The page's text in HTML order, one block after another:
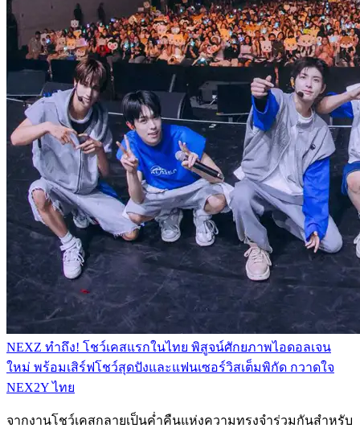
NEXZ ทำถึง! โชว์เคสแรกในไทย พิสูจน์ศักยภาพไอดอลเจน
ใหม่ พร้อมเสิร์ฟโชว์สุดปังและแฟนเซอร์วิสเต็มพิกัด กวาดใจ
NEX2Y ไทย
จากงานโชว์เคสกลายเป็นค่ำคืนแห่งความทรงจำร่วมกันสำหรับ